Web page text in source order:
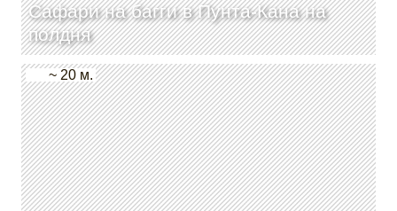
Сафари на багги в Пунта-Кана на
полдня
~ 20 м.